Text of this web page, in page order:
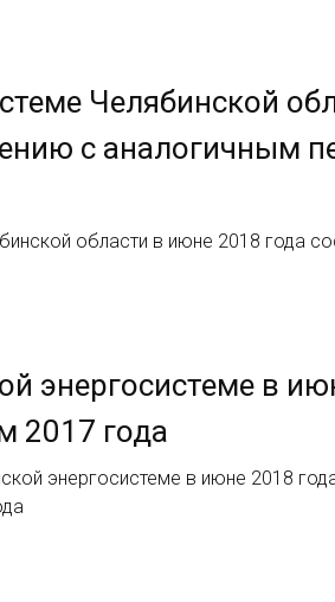
Челябинской
с аналогичным
области в июне 2018 года
энергосистеме в
2017 года
энергосистеме в июне 2018